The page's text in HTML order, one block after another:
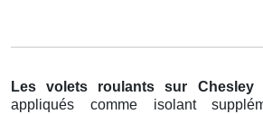
Les volets roulants sur Chesley
appliqués comme isolant